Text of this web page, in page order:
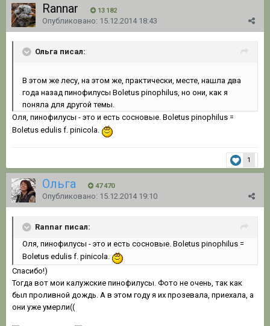
Rannar 13 182
Опубликовано: 15.12.2014 18:43
Ольга писал:
В этом же лесу, на этом же, практически, месте, нашла два
года назад пинофилусы Boletus pinophilus, но они, как я
поняла для другой темы.
Оля, пинофилусы - это и есть сосновые. Boletus pinophilus =
Boletus edulis f. pinicola.
1
Ольга 47 470
Опубликовано: 15.12.2014 19:10
Rannar писал:
Оля, пинофилусы - это и есть сосновые. Boletus pinophilus =
Boletus edulis f. pinicola.
Спасибо!)
Тогда вот мои калужские пинофилусы. Фото не очень, так как
был проливной дождь. А в этом году я их прозевала, приехала, а
они уже умерли((